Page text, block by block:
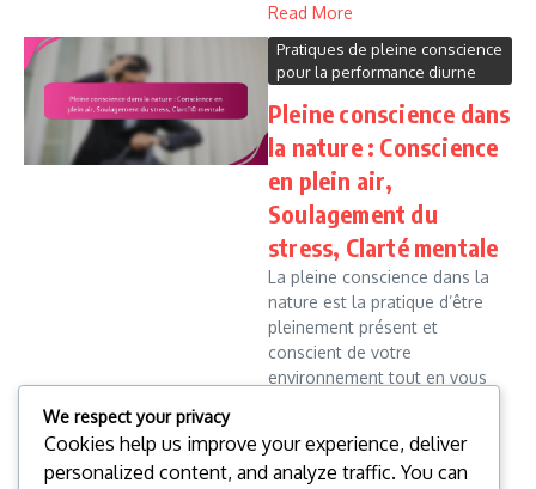
Read More
Pratiques de pleine conscience
pour la performance diurne
Pleine conscience dans
la nature : Conscience
en plein air,
Soulagement du
stress, Clarté mentale
La pleine conscience dans la
nature est la pratique d’être
pleinement présent et
conscient de votre
environnement tout en vous
améliore non seulement ...
Clara Whitmore 13/02/2026
We respect your privacy
Cookies help us improve your experience, deliver
personalized content, and analyze traffic. You can